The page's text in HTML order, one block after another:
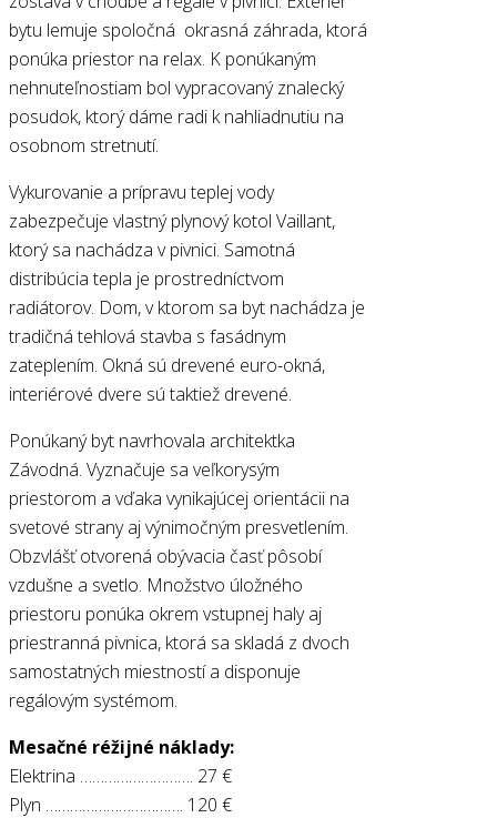
bytu lemuje spoločná okrasná záhrada, ktorá
ponúka priestor na relax. K ponúkaným
nehnuteľnostiam bol vypracovaný znalecký
posudok, ktorý dáme radi k nahliadnutiu na
osobnom stretnutí.
Vykurovanie a prípravu teplej vody
zabezpečuje vlastný plynový kotol Vaillant,
ktorý sa nachádza v pivnici. Samotná
distribúcia tepla je prostredníctvom
radiátorov. Dom, v ktorom sa byt nachádza je
tradičná tehlová stavba s fasádnym
zateplením. Okná sú drevené euro-okná,
interiérové dvere sú taktiež drevené.
Ponúkaný byt navrhovala architektka
Závodná. Vyznačuje sa veľkorysým
priestorom a vďaka vynikajúcej orientácii na
svetové strany aj výnimočným presvetlením.
Obzvlášť otvorená obývacia časť pôsobí
vzdušne a svetlo. Množstvo úložného
priestoru ponúka okrem vstupnej haly aj
priestranná pivnica, ktorá sa skladá z dvoch
samostatných miestností a disponuje
regálovým systémom.
Mesačné réžijné náklady:
Elektrina ………………………. 27 €
Plyn ……………………………. 120 €